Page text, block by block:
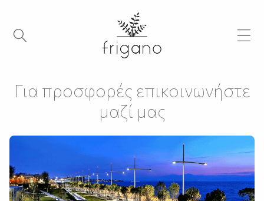
Για προσφορές επικοινωνήστε
μαζί μας